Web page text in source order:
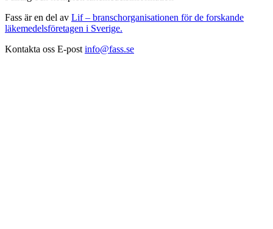
Fass är en del av Lif – branschorganisationen för de forskande
läkemedelsföretagen i Sverige.
Kontakta oss E-post info@fass.se